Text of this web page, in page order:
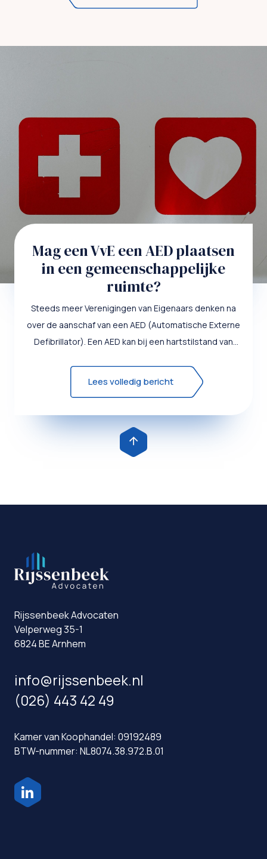
Mag een VvE een AED plaatsen
in een gemeenschappelijke
ruimte?
Steeds meer Verenigingen van Eigenaars denken na
over de aanschaf van een AED (Automatische Externe
Defibrillator). Een AED kan bij een hartstilstand van
Lees volledig bericht
Rijssenbeek Advocaten
Velperweg 35-1
6824 BE Arnhem
info@rijssenbeek.nl
(026) 443 42 49
Kamer van Koophandel: 09192489
BTW-nummer: NL8074.38.972.B.01